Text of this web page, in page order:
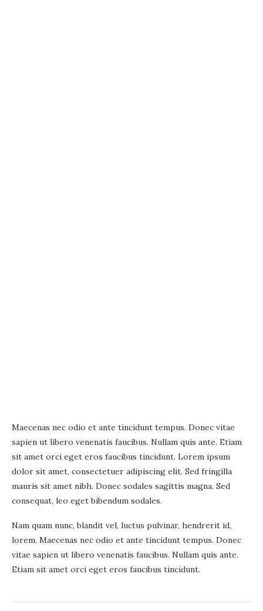
Maecenas nec odio et ante tincidunt tempus. Donec vitae
sapien ut libero venenatis faucibus. Nullam quis ante. Etiam
sit amet orci eget eros faucibus tincidunt. Lorem ipsum
dolor sit amet, consectetuer adipiscing elit. Sed fringilla
mauris sit amet nibh. Donec sodales sagittis magna. Sed
consequat, leo eget bibendum sodales.
Nam quam nunc, blandit vel, luctus pulvinar, hendrerit id,
lorem. Maecenas nec odio et ante tincidunt tempus. Donec
vitae sapien ut libero venenatis faucibus. Nullam quis ante.
Etiam sit amet orci eget eros faucibus tincidunt.